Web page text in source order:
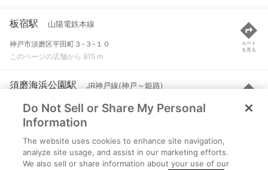
板宿駅 山陽電鉄本線
神戸市須磨区平田町３-３-１０
このページの店舗から 915 m
ルート
を見る
須磨海浜公園駅 JR神戸線(神戸～姫路)
神戸市須磨区松風町５丁目
このページの店舗から 958 m
ルート
を見る
板宿駅 神戸市営地下鉄西神線
神戸市須磨区平田町３-３-１０
Do Not Sell or Share My Personal
Information
The website uses cookies to enhance site navigation,
analyze site usage, and assist in our marketing efforts.
We also sell or share information about your use of our